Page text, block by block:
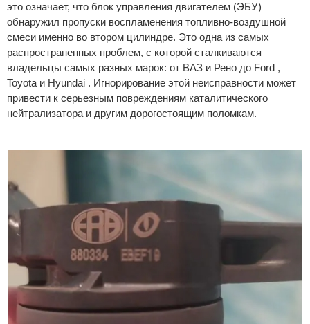
это означает, что блок управления двигателем (ЭБУ)
обнаружил пропуски воспламенения топливно-воздушной
смеси именно во втором цилиндре. Это одна из самых
распространенных проблем, с которой сталкиваются
владельцы самых разных марок: от ВАЗ и Рено до Ford ,
Toyota и Hyundai . Игнорирование этой неисправности может
привести к серьезным повреждениям каталитического
нейтрализатора и другим дорогостоящим поломкам.